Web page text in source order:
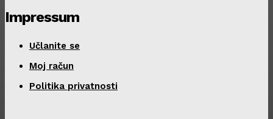
Impressum
Učlanite se
Moj račun
Politika privatnosti